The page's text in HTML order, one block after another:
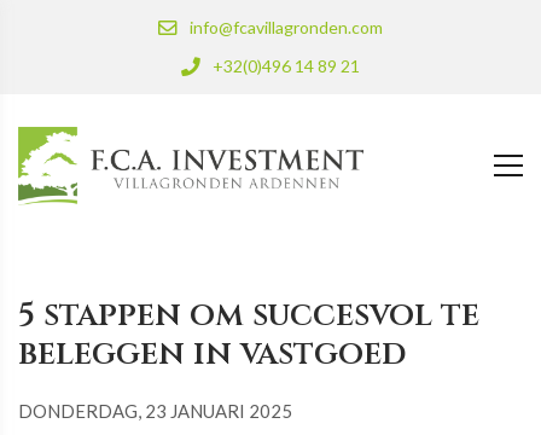
info@fcavillagronden.com
+32(0)496 14 89 21
5 stappen om succesvol te
beleggen in vastgoed
DONDERDAG, 23 JANUARI 2025